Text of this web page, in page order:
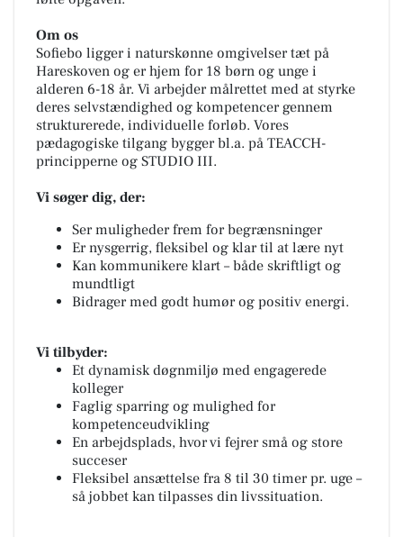
Om os
Sofiebo ligger i naturskønne omgivelser tæt på
Hareskoven og er hjem for 18 børn og unge i
alderen 6-18 år. Vi arbejder målrettet med at styrke
deres selvstændighed og kompetencer gennem
strukturerede, individuelle forløb. Vores
pædagogiske tilgang bygger bl.a. på TEACCH-
principperne og STUDIO III.
Vi søger dig, der:
Ser muligheder frem for begrænsninger
Er nysgerrig, fleksibel og klar til at lære nyt
Kan kommunikere klart – både skriftligt og
mundtligt
Bidrager med godt humør og positiv energi.
Vi tilbyder:
Et dynamisk døgnmiljø med engagerede
kolleger
Faglig sparring og mulighed for
kompetenceudvikling
En arbejdsplads, hvor vi fejrer små og store
succeser
Fleksibel ansættelse fra 8 til 30 timer pr. uge –
så jobbet kan tilpasses din livssituation.